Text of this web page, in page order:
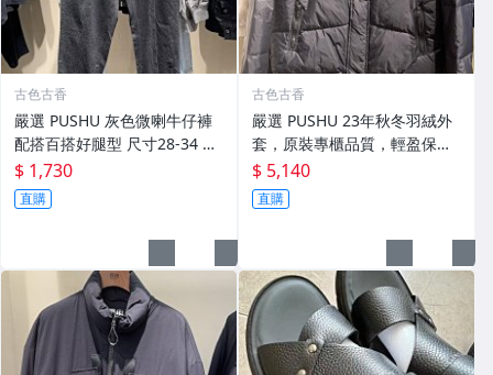
古色古香
嚴選 PUSHU 灰色微喇牛仔褲
配搭百搭好腿型 尺寸28-34 灰
色牛仔褲 潮流穿搭 修身設計
$ 1,730
直購
古色古香
嚴選 PUSHU 23年秋冬羽絨外
套，原裝專櫃品質，輕盈保暖
適合過渡季穿搭 換季穿新衣 冬
秋 羽絨外套
$ 5,140
直購